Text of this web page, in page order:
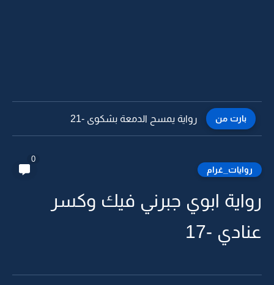
بارت من رواية يمسح الدمعة بشكوى -21
روايات_غرام
0
رواية ابوي جبرني فيك وكسر
عنادي -17